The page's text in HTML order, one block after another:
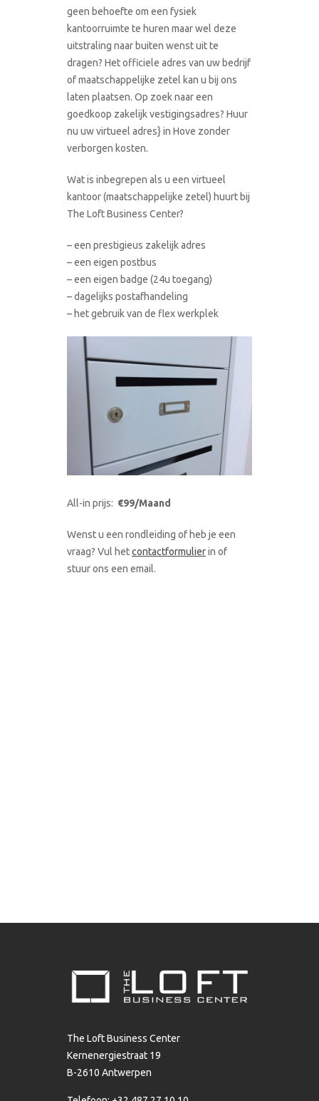
geen behoefte om een fysiek
kantoorruimte te huren maar wel deze
uitstraling naar buiten wenst uit te
dragen? Het officiele adres van uw bedrijf
of maatschappelijke zetel kan u bij ons
laten plaatsen. Op zoek naar een
goedkoop zakelijk vestigingsadres? Huur
nu uw virtueel adres} in Hove zonder
verborgen kosten.
Wat is inbegrepen als u een virtueel
kantoor (maatschappelijke zetel) huurt bij
The Loft Business Center?
– een prestigieus zakelijk adres
– een eigen postbus
– een eigen badge (24u toegang)
– dagelijks postafhandeling
– het gebruik van de flex werkplek
All-in prijs: €99/Maand
Wenst u een rondleiding of heb je een
vraag? Vul hetcontactformulierin of
stuur ons een email.
The Loft Business Center
Kernenergiestraat 19
B-2610 Antwerpen